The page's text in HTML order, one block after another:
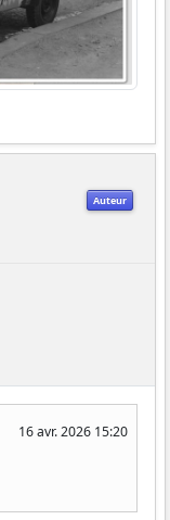
Auteur
16 avr. 2026 15:20